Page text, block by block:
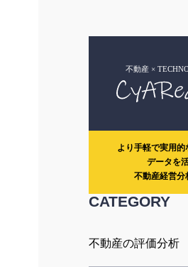
より手軽で実用
データを
不動産経営分
CATEGORY
不動産の評価分析